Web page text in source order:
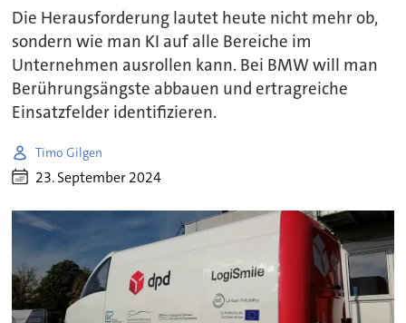
Die Herausforderung lautet heute nicht mehr ob,
sondern wie man KI auf alle Bereiche im
Unternehmen ausrollen kann. Bei BMW will man
Berührungsängste abbauen und ertragreiche
Einsatzfelder identifizieren.
Timo Gilgen
23. September 2024